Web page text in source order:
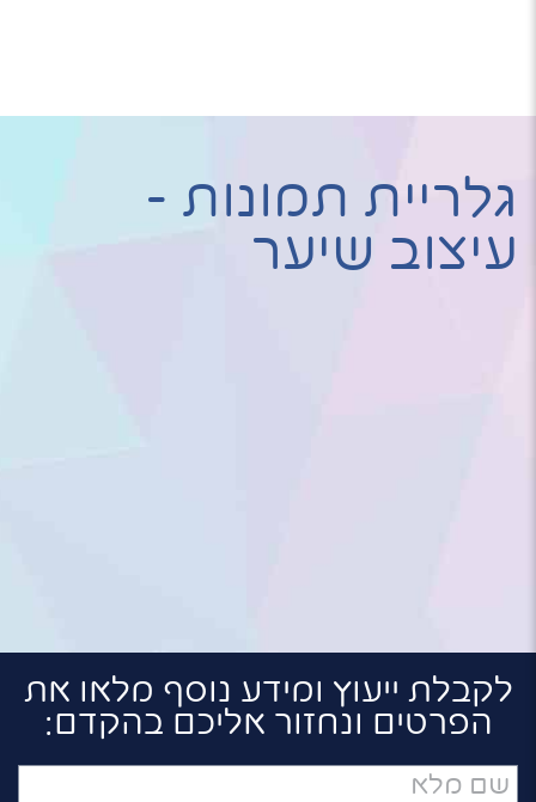
גלריית תמונות -
עיצוב שיער
לקבלת ייעוץ ומידע נוסף מלאו את
הפרטים ונחזור אליכם בהקדם:
שם